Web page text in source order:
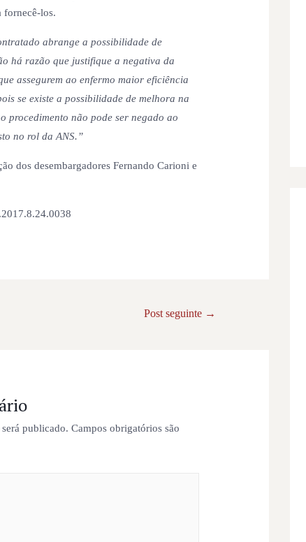
fornecê-los.
abrange a possibilidade de
há razão que justifique a negativa da
assegurem ao enfermo maior eficiência
se existe a possibilidade de melhora na
procedimento não pode ser negado ao
no rol da ANS.”
dos desembargadores Fernando Carioni e
Post seguinte →
publicado. Campos obrigatórios são